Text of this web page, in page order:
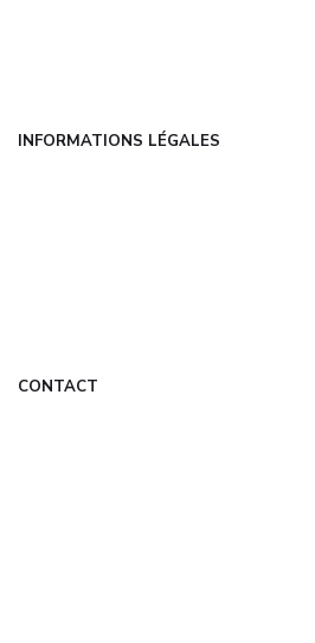
INFORMATIONS LÉGALES
CONTACT